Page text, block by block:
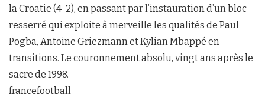
la Croatie (4-2), en passant par l’instauration d’un bloc
resserré qui exploite à merveille les qualités de Paul
Pogba, Antoine Griezmann et Kylian Mbappé en
transitions. Le couronnement absolu, vingt ans après le
sacre de 1998.
francefootball